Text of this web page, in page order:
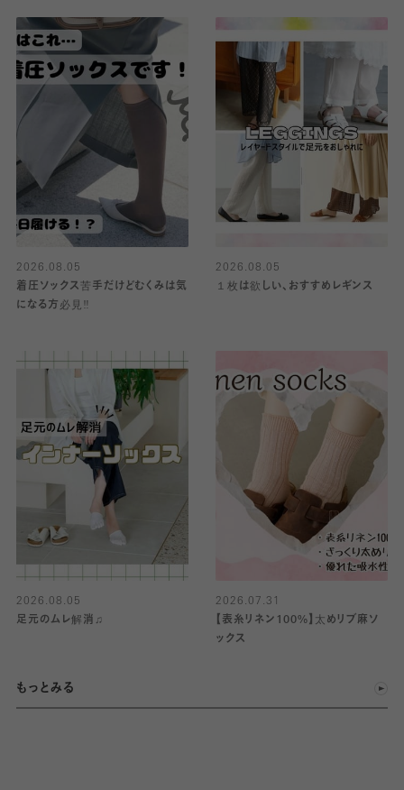
2026.08.05
着圧ソックス苦手だけどむくみは気
になる方必見‼️
2026.08.05
１枚は欲しい、おすすめレギンス
2026.08.05
足元のムレ解消♫
2026.07.31
【表糸リネン100%】太めリブ麻ソ
ックス
もっとみる